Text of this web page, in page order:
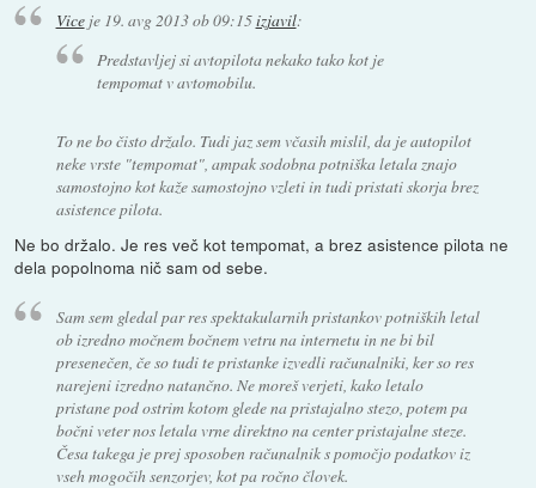
Viceje 19. avg 2013 ob 09:15izjavil:
Predstavljej si avtopilota nekako tako kot je
tempomat v avtomobilu.
To ne bo čisto držalo. Tudi jaz sem včasih mislil, da je autopilot
neke vrste "tempomat", ampak sodobna potniška letala znajo
samostojno kot kaže samostojno vzleti in tudi pristati skorja brez
asistence pilota.
Ne bo držalo. Je res več kot tempomat, a brez asistence pilota ne
dela popolnoma nič sam od sebe.
Sam sem gledal par res spektakularnih pristankov potniških letal
ob izredno močnem bočnem vetru na internetu in ne bi bil
presenečen, če so tudi te pristanke izvedli računalniki, ker so res
narejeni izredno natančno. Ne moreš verjeti, kako letalo
pristane pod ostrim kotom glede na pristajalno stezo, potem pa
bočni veter nos letala vrne direktno na center pristajalne steze.
Česa takega je prej sposoben računalnik s pomočjo podatkov iz
vseh mogočih senzorjev, kot pa ročno človek.